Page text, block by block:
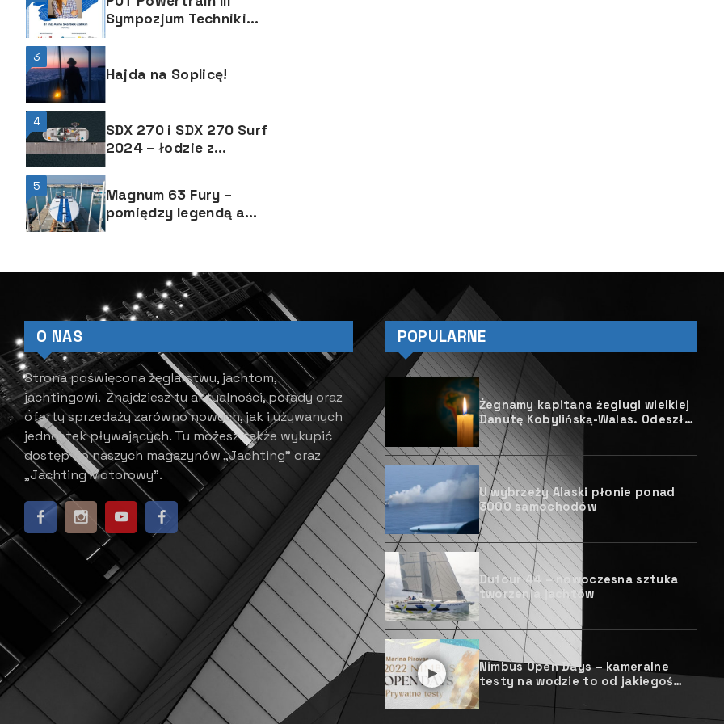
Sympozjum Techniki
Motorowodnej
3
Hajda na Soplicę!
4
SDX 270 i SDX 270 Surf
2024 – łodzie z
amerykańskiej stoczni
Sea Ray made in Poland
5
Magnum 63 Fury –
pomiędzy legendą a
innowacją
O NAS
Strona poświęcona żeglarstwu, jachtom,
jachtingowi. Znajdziesz tu aktualności, porady oraz
oferty sprzedaży zarówno nowych, jak i używanych
jednostek pływających. ​ Tu możesz także wykupić
dostęp do naszych magazynów „Jachting” oraz
„Jachting Motorowy”.
POPULARNE
Żegnamy kapitana żeglugi wielkiej
Danutę Kobylińską-Walas. Odeszła
na wieczną wachtę.
U wybrzeży Alaski płonie ponad
3000 samochodów
Dufour 44 – nowoczesna sztuka
tworzenia jachtów
Nimbus Open Days – kameralne
testy na wodzie to od jakiegoś
czasu niebywała atrakcja